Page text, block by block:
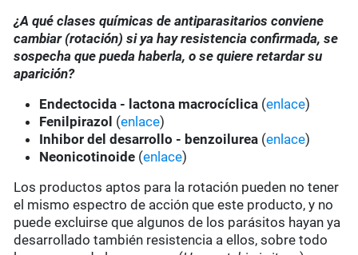
¿A qué clases químicas de antiparasitarios conviene
cambiar (rotación) si ya hay resistencia confirmada, se
sospecha que pueda haberla, o se quiere retardar su
aparición?
Endectocida - lactona macrocíclica (enlace)
Fenilpirazol (enlace)
Inhibor del desarrollo - benzoilurea (enlace)
Neonicotinoide (enlace)
Los productos aptos para la rotación pueden no tener
el mismo espectro de acción que este producto, y no
puede excluirse que algunos de los parásitos hayan ya
desarrollado también resistencia a ellos, sobre todo